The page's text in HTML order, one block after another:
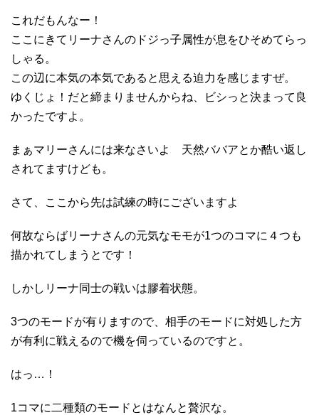
これだもんなー！
ここにきてリーナさんのドジっ子属性が息をひそめてらっ
しゃる。
この辺に本気の本気であると思える迫力を感じますぜ。
ゆくじょ！だと締まりませんからね、ビシっと決まって良
かったですよ。
まぁマリーさんには来なさいよ 天然ババアとか酷い返し
されてますけども。
さて、ここから先は試練の時にございますよ
何故ならばリーナさんの元気なモモが1つのコマに４つも
描かれてしまうとです！
しかしリーナ同士の戦いは膠着状態。
3つのモードが有りますので、相手のモードに対処した方
が有利に戦えるので機を伺っているのですと。
はっ…！
1コマに二種類のモードとはなんと贅沢な。